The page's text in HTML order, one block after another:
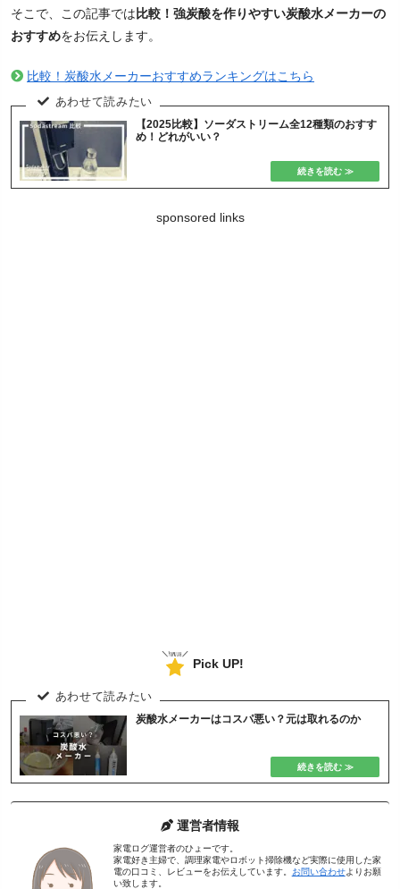
そこで、この記事では 比較！強炭酸を作りやすい炭酸水メーカーの
おすすめをお伝えします。
比較！炭酸水メーカーおすすめランキングはこちら
【2025比較】ソーダストリーム全12種類のおすす
め！どれがいい？
sponsored links
Pick UP!
炭酸水メーカーはコスパ悪い？元は取れるのか
運営者情報
家電ログ運営者のひょーです。
家電好き主婦で、調理家電やロボット掃除機など実際に使用した家
電の口コミ、レビューをお伝えしています。
お問い合わせよりお願
い致します。